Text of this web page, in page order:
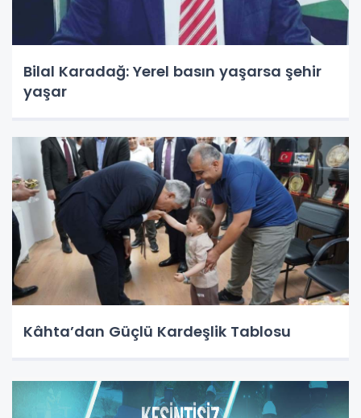
Bilal Karadağ: Yerel basın yaşarsa şehir
yaşar
Kâhta’dan Güçlü Kardeşlik Tablosu